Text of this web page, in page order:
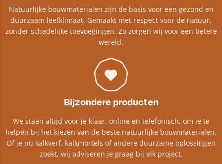
Natuurlijke bouwmaterialen zijn de basis voor een gezond en
duurzaam leefklimaat. Gemaakt met respect voor de natuur,
zonder schadelijke toevoegingen. Zo zorgen wij voor een betere
wereld.
Bijzondere producten
We staan altijd voor je klaar, online en telefonisch, om je te
helpen bij het kiezen van de beste natuurlijke bouwmaterialen.
Of je nu kalkverf, kalkmortels of andere duurzame oplossingen
zoekt, wij adviseren je graag bij elk project.​